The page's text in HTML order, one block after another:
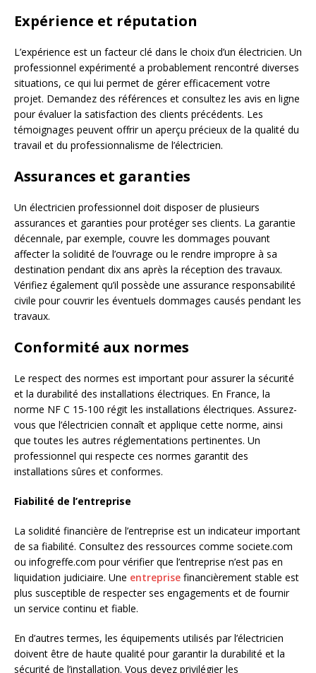
Expérience et réputation
L’expérience est un facteur clé dans le choix d’un électricien. Un
professionnel expérimenté a probablement rencontré diverses
situations, ce qui lui permet de gérer efficacement votre
projet. Demandez des références et consultez les avis en ligne
pour évaluer la satisfaction des clients précédents. Les
témoignages peuvent offrir un aperçu précieux de la qualité du
travail et du professionnalisme de l’électricien.
Assurances et garanties
Un électricien professionnel doit disposer de plusieurs
assurances et garanties pour protéger ses clients. La garantie
décennale, par exemple, couvre les dommages pouvant
affecter la solidité de l’ouvrage ou le rendre impropre à sa
destination pendant dix ans après la réception des travaux.
Vérifiez également qu’il possède une assurance responsabilité
civile pour couvrir les éventuels dommages causés pendant les
travaux.
Conformité aux normes
Le respect des normes est important pour assurer la sécurité
et la durabilité des installations électriques. En France, la
norme NF C 15-100 régit les installations électriques. Assurez-
vous que l’électricien connaît et applique cette norme, ainsi
que toutes les autres réglementations pertinentes. Un
professionnel qui respecte ces normes garantit des
installations sûres et conformes.
Fiabilité de l’entreprise
La solidité financière de l’entreprise est un indicateur important
de sa fiabilité. Consultez des ressources comme societe.com
ou infogreffe.com pour vérifier que l’entreprise n’est pas en
liquidation judiciaire. Une entreprise financièrement stable est
plus susceptible de respecter ses engagements et de fournir
un service continu et fiable.
En d’autres termes, les équipements utilisés par l’électricien
doivent être de haute qualité pour garantir la durabilité et la
sécurité de l’installation. Vous devez privilégier les